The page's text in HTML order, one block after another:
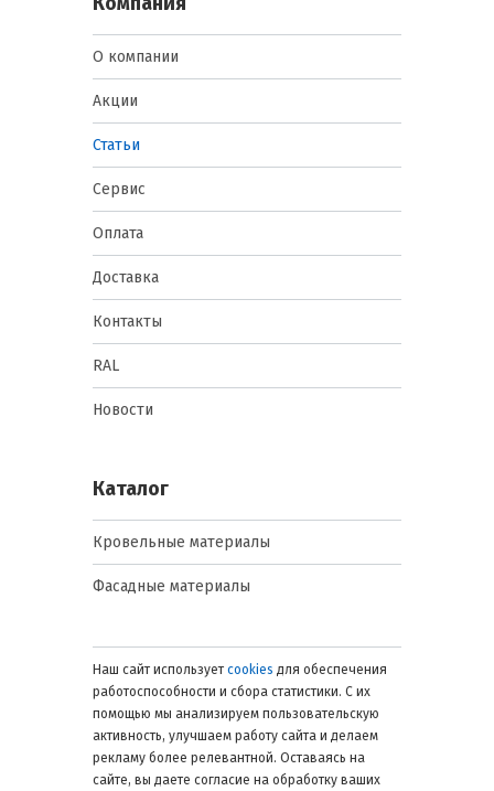
О компании
Акции
Статьи
Сервис
Оплата
Доставка
Контакты
RAL
Новости
Каталог
Кровельные материалы
Фасадные материалы
Наш сайт использует cookies для обеспечения
работоспособности и сбора статистики. С их
помощью мы анализируем пользовательскую
активность, улучшаем работу сайта и делаем
рекламу более релевантной. Оставаясь на
сайте, вы даете согласие на обработку ваших